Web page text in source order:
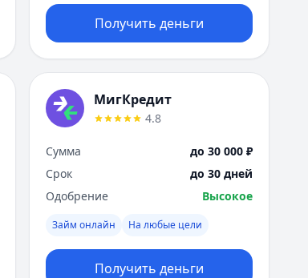
Получить деньги
МигКредит
4.8
Сумма
до 30 000 ₽
Срок
до 30 дней
Одобрение
Высокое
Займ онлайн На любые цели
Получить деньги